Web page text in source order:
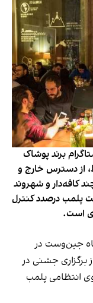
برند پوشاک
از دسترس خارج و
کافه‌‌دار و شهروند
پلمب درصدد کنترل
است.
جین‌وست در
۱۹ مهر و پس از برگزاری جشنی در
انتظامی پلمب